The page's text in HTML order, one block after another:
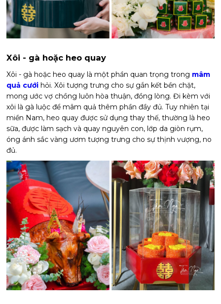
Xôi - gà hoặc heo quay
Xôi - gà hoặc heo quay là một phần quan trọng trong mâm
quả cưới hỏi. Xôi tượng trưng cho sự gắn kết bền chặt,
mong ước vợ chồng luôn hòa thuận, đồng lòng. Đi kèm với
xôi là gà luộc để mâm quả thêm phần đầy đủ. Tuy nhiên tại
miền Nam, heo quay được sử dụng thay thế, thường là heo
sữa, được làm sạch và quay nguyên con, lớp da giòn rụm,
óng ánh sắc vàng ươm tượng trưng cho sự thịnh vượng, no
đủ.